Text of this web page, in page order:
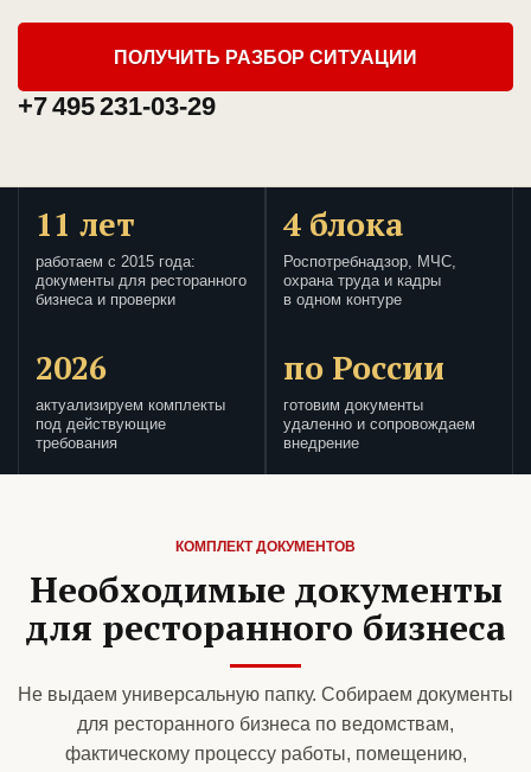
ПОЛУЧИТЬ РАЗБОР СИТУАЦИИ
+7 495 231-03-29
11 лет
работаем с 2015 года:
документы для ресторанного
бизнеса и проверки
4 блока
Роспотребнадзор, МЧС,
охрана труда и кадры
в одном контуре
2026
актуализируем комплекты
под действующие
требования
по России
готовим документы
удаленно и сопровождаем
внедрение
КОМПЛЕКТ ДОКУМЕНТОВ
Необходимые документы
для ресторанного бизнеса
Не выдаем универсальную папку. Собираем документы
для ресторанного бизнеса по ведомствам,
фактическому процессу работы, помещению,